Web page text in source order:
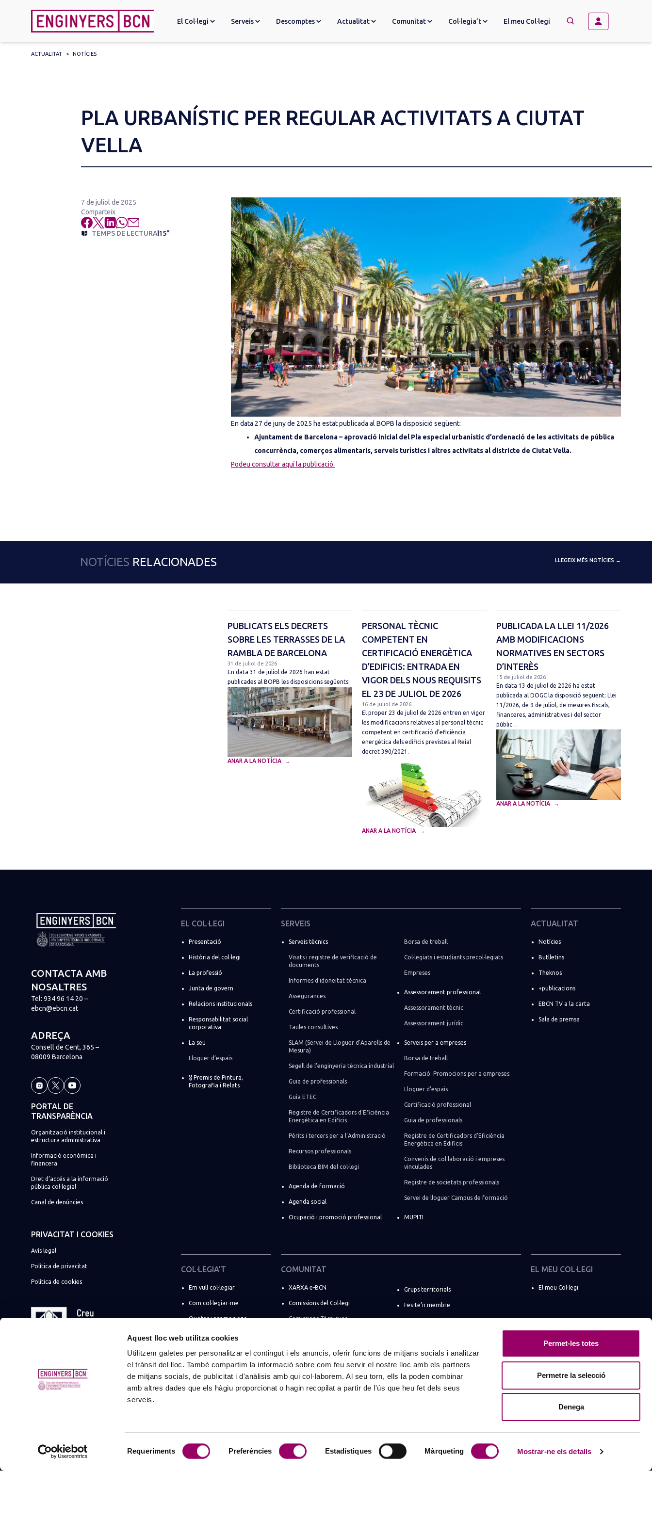
Aquest lloc web utilitza cookies
Utilitzem galetes per personalitzar el contingut i els anuncis, oferir funcions de mitjans socials i analitzar
el trànsit del lloc. També compartim la informació sobre com feu servir el nostre lloc amb els partners
de mitjans socials, de publicitat i d'anàlisis amb qui col·laborem. Al seu torn, ells la poden combinar
amb altres dades que els hàgiu proporcionat o hagin recopilat a partir de l'ús que heu fet dels seus
serveis.
Requeriments Preferències Estadístiques Màrqueting Mostrar-ne els detalls
Permet-les totes
Permetre la selecció
Denega
El Col·legi Serveis Descomptes Actualitat Comunitat Col·legia’t El meu Col·legi
ACTUALITAT > NOTÍCIES
PLA URBANÍSTIC PER REGULAR ACTIVITATS A CIUTAT
VELLA
7 de juliol de 2025
Comparteix
TEMPS DE LECTURA 15"
En data 27 de juny de 2025 ha estat publicada al BOPB la disposició següent:
Ajuntament de Barcelona – aprovació inicial del Pla especial urbanístic d’ordenació de les activitats de pública
concurrència, comerços alimentaris, serveis turístics i altres activitats al districte de Ciutat Vella.
Podeu consultar aquí la publicació.
NOTÍCIES RELACIONADES LLEGEIX MÉS NOTÍCIES →
PUBLICATS ELS DECRETS
SOBRE LES TERRASSES DE LA
RAMBLA DE BARCELONA
31 de juliol de 2026
En data 31 de juliol de 2026 han estat
publicades al BOPB les disposicions següents:
ANAR A LA NOTÍCIA
PERSONAL TÈCNIC
COMPETENT EN
CERTIFICACIÓ ENERGÈTICA
D’EDIFICIS: ENTRADA EN
VIGOR DELS NOUS REQUISITS
EL 23 DE JULIOL DE 2026
16 de juliol de 2026
El proper 23 de juliol de 2026 entren en vigor
les modificacions relatives al personal tècnic
competent en certificació d’eficiència
energètica dels edificis previstes al Reial
decret 390/2021.
ANAR A LA NOTÍCIA
PUBLICADA LA LLEI 11/2026
AMB MODIFICACIONS
NORMATIVES EN SECTORS
D’INTERÈS
15 de juliol de 2026
En data 13 de juliol de 2026 ha estat
publicada al DOGC la disposició següent: Llei
11/2026, de 9 de juliol, de mesures fiscals,
financeres, administratives i del sector
públic…
ANAR A LA NOTÍCIA
CONTACTA AMB
NOSALTRES
Tel: 934 96 14 20 –
ebcn@ebcn.cat
ADREÇA
Consell de Cent, 365 –
08009 Barcelona
PORTAL DE
TRANSPARÈNCIA
Organització institucional i
estructura administrativa
Informació econòmica i
financera
Dret d’accés a la informació
pública col·legial
Canal de denúncies
PRIVACITAT I COOKIES
Avís legal
Política de privacitat
Política de cookies
EL COL·LEGI
Presentació
Història del col·legi
La professió
Junta de govern
Relacions institucionals
Responsabilitat social
corporativa
La seu
Lloguer d’espais
🎖️ Premis de Pintura,
Fotografia i Relats
SERVEIS
Serveis tècnics
Visats i registre de verificació de
documents
Informes d’idoneïtat tècnica
Assegurances
Certificació professional
Taules consultives
SLAM (Servei de Lloguer d’Aparells de
Mesura)
Segell de l’enginyeria tècnica industrial
Guia de professionals
Guia ETEC
Registre de Certificadors d’Eficiència
Energètica en Edificis
Pèrits i tercers per a l’Administració
Recursos professionals
Biblioteca BIM del col·legi
Agenda de formació
Agenda social
Ocupació i promoció professional
Borsa de treball
Col·legiats i estudiants precol·legiats
Empreses
Assessorament professional
Assessorament tècnic
Assessorament jurídic
Serveis per a empreses
Borsa de treball
Formació: Promocions per a empreses
Lloguer d’espais
Certificació professional
Guia de professionals
Registre de Certificadors d’Eficiència
Energètica en Edificis
Convenis de col·laboració i empreses
vinculades
Registre de societats professionals
Servei de lloguer Campus de formació
MUPITI
ACTUALITAT
Notícies
Butlletins
Theknos
+publicacions
EBCN TV a la carta
Sala de premsa
COL·LEGIA’T
Em vull col·legiar
Com col·legiar-me
Quotes i promocions
☀️ Promoció d’estiu
Soc estudiant
Més tràmits
Suma la teva empresa
professionals
COMUNITAT
XARXA e-BCN
Comissions del Col·legi
Comissions Tècniques
Comissions Socials
Comissions de règim especial
Grups territorials
Fes-te’n membre
ENGINYERS BCN a les xarxes
Espais de networking
EL MEU COL·LEGI
El meu Col·legi